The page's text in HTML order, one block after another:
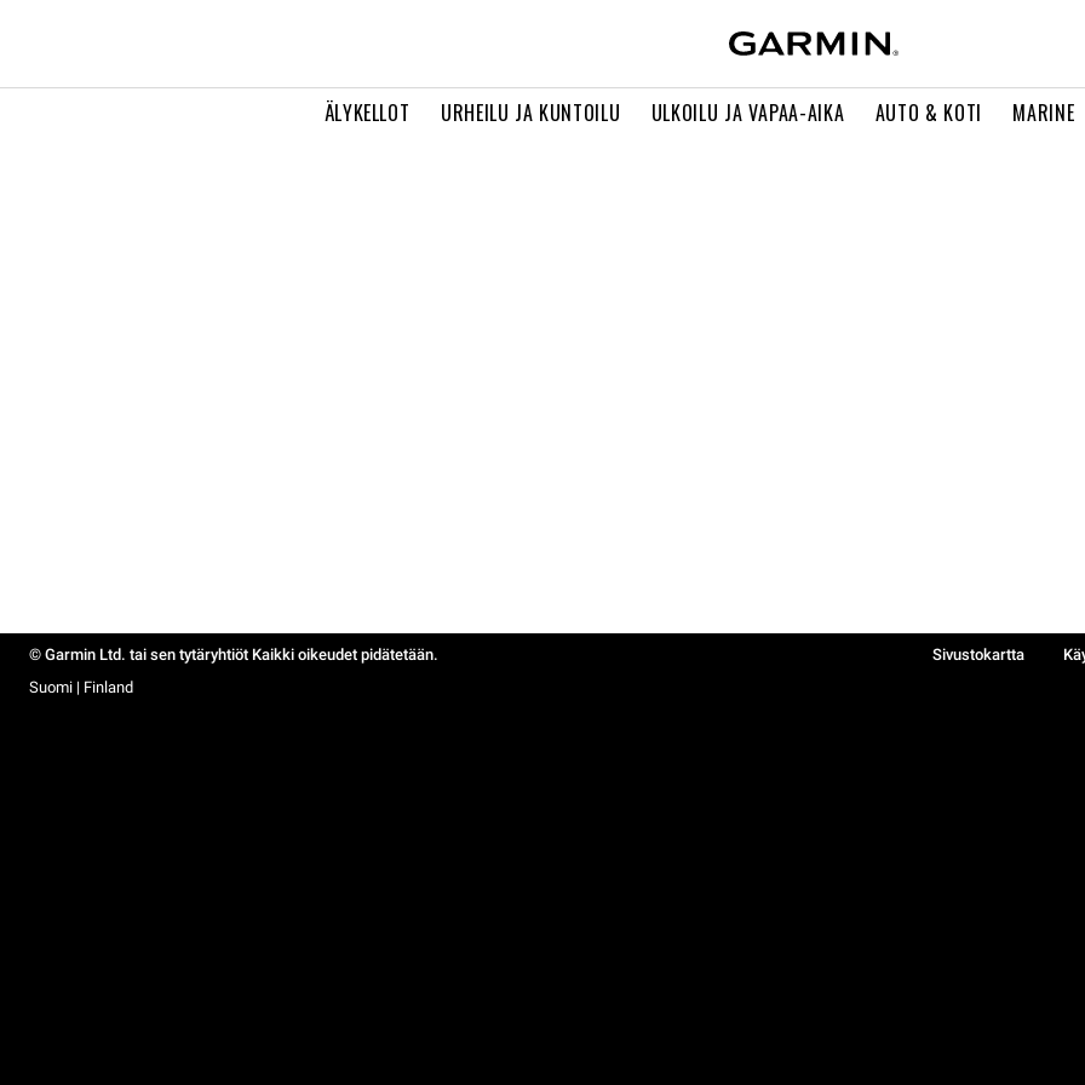
ÄLYKELLOT URHEILU JA KUNTOILU ULKOILU JA VAPAA-AIKA AUTO & KOTI MARINE
© Garmin Ltd. tai sen tytäryhtiöt Kaikki oikeudet pidätetään. Sivustokartta
Suomi | Finland